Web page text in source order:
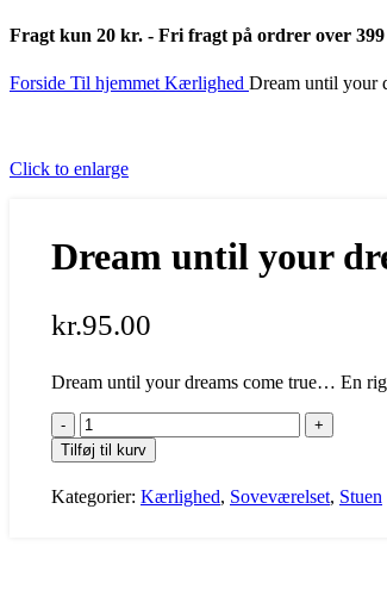
Fragt kun 20 kr. - Fri fragt på ordrer over
Forside Til hjemmet Kærlighed Dream until your
Click to enlarge
Dream until your
kr.95.00
Dream until your dreams come true… En
Dream
until
your
dreams
come
Tilføj til kurv
Kategorier: Kærlighed, Soveværelset, Stuen